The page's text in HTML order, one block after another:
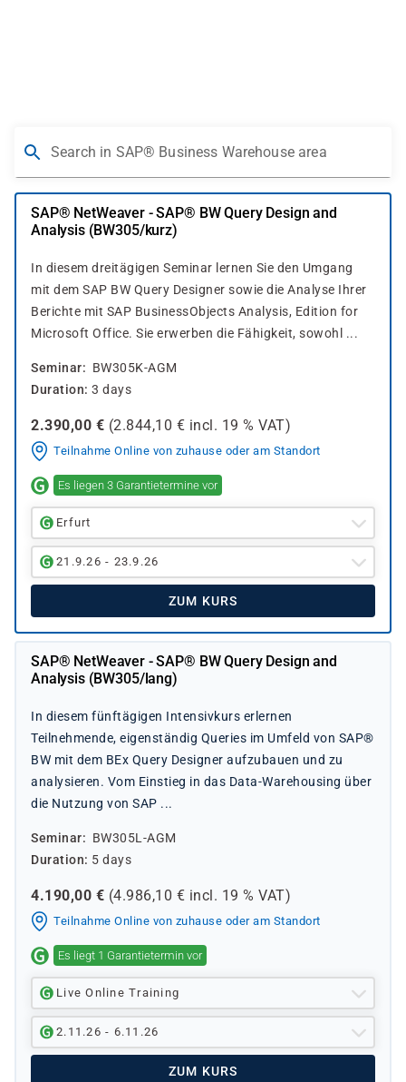
Search in SAP® Business Warehouse area
SAP® NetWeaver - SAP® BW Query Design and
Analysis (BW305/kurz)
In diesem dreitägigen Seminar lernen Sie den Umgang
mit dem SAP BW Query Designer sowie die Analyse Ihrer
Berichte mit SAP BusinessObjects Analysis, Edition for
Microsoft Office. Sie erwerben die Fähigkeit, sowohl ...
Seminar
BW305K-AGM
Duration 3 days
2.390,00 € (2.844,10 € incl. 19 % VAT)
Teilnahme Online von zuhause oder am Standort
Es liegen 3 Garantietermine vor
Erfurt
21.9.26 - 23.9.26
ZUM KURS
SAP® NetWeaver - SAP® BW Query Design and
Analysis (BW305/lang)
In diesem fünftägigen Intensivkurs erlernen
Teilnehmende, eigenständig Queries im Umfeld von SAP®
BW mit dem BEx Query Designer aufzubauen und zu
analysieren. Vom Einstieg in das Data-Warehousing über
die Nutzung von SAP ...
Seminar
BW305L-AGM
Duration
5 days
4.190,00 € (4.986,10 € incl. 19 % VAT)
Teilnahme Online von zuhause oder am Standort
Es liegt 1 Garantietermin vor
Live Online Training
2.11.26 - 6.11.26
ZUM KURS